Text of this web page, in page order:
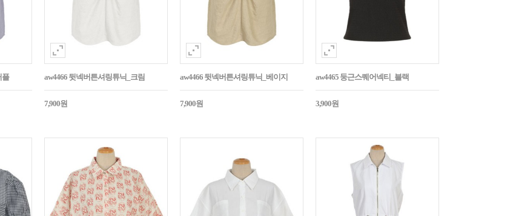
플 aw4466 뒷넥버튼셔링튜닉_크림
7,900원
aw4466 뒷넥버튼셔링튜닉_베이지
7,900원
aw4465 둥근스퀘어넥티_블랙
3,900원